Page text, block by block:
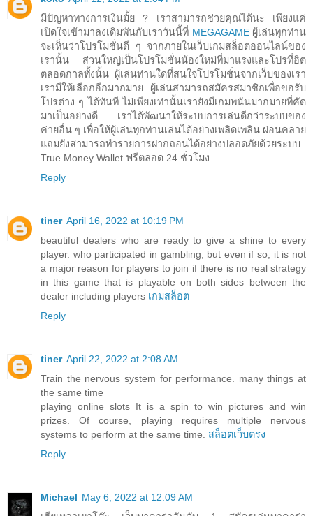
มีปัญหาทางการเงินมั้ย ? เราสามารถช่วยคุณได้นะ เพียงแค่
เปิดใจเข้ามาลงเดิมพันกับเราวันนี้ที่ MEGAGAMEผู้เล่นทุกท่าน
จะเห็นว่าโปรโมชั่นดี ๆ จากภายในเว็บเกมสล็อตออนไลน์ของ
เรานั้น ส่วนใหญ่เป็นโปรโมชั่นน้องใหม่ที่มาแรงและโปรที่ฮิต
ตลอดกาลทั้งนั้น ผู้เล่นท่านใดที่สนใจโปรโมชั่นจากเว็บของเรา
เรามีให้เลือกอีกมากมาย ผู้เล่นสามารถสมัครสมาชิกเพื่อขอรับ
โปรต่าง ๆ ได้ทันที ไม่เพียงเท่านั้นเรายังมีเกมพนันมากมายที่คัด
มาเป็นอย่างดี เราได้พัฒนาให้ระบบการเล่นดีกว่าระบบของ
ค่ายอื่น ๆ เพื่อให้ผู้เล่นทุกท่านเล่นได้อย่างเพลิดเพลิน ผ่อนคลาย
แถมยังสามารถทำรายการฝากถอนได้อย่างปลอดภัยด้วยระบบ
True Money Wallet ฟรีตลอด 24 ชั่วโมง
Reply
tiner April 16, 2022 at 10:19 PM
beautiful dealers who are ready to give a shine to every
player. who participated in gambling, but even if so, it is not
a major reason for players to join if there is no real strategy
in this game that is playable on both sides between the
dealer including players เกมสล็อต
Reply
tiner April 22, 2022 at 2:08 AM
Train the nervous system for performance. many things at
the same time
playing online slots It is a spin to win pictures and win
prizes. Of course, playing requires multiple nervous
systems to perform at the same time.
สล็อตเว็บตรง
Reply
Michael May 6, 2022 at 12:09 AM